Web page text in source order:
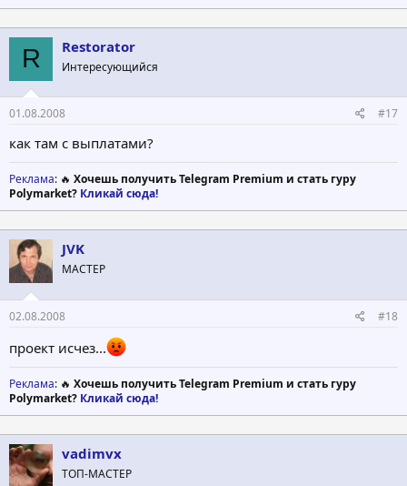
R Restorator
Интересующийся
01.08.2008 #17
как там с выплатами?
Реклама: 🔥 Хочешь получить Telegram Premium и стать гуру
Polymarket? Кликай сюда!
JVK
МАСТЕР
02.08.2008 #18
проект исчез...
Реклама: 🔥 Хочешь получить Telegram Premium и стать гуру
Polymarket? Кликай сюда!
vadimvx
ТОП-МАСТЕР